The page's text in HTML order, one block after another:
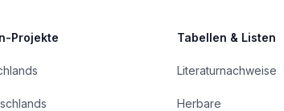
Projekte Tabellen & Listen
Literaturnachweise
Herbare